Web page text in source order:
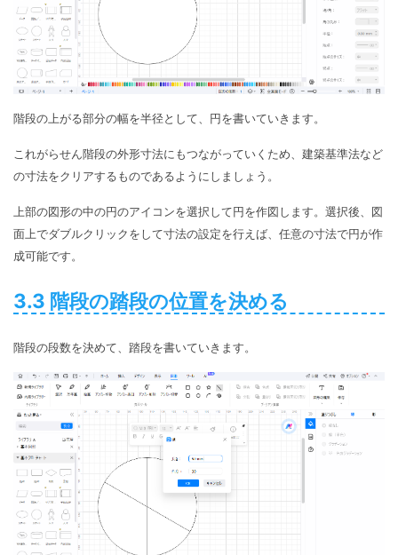
階段の上がる部分の幅を半径として、円を書いていきます。
これがらせん階段の外形寸法にもつながっていくため、建築基準法など
の寸法をクリアするものであるようにしましょう。
上部の図形の中の円のアイコンを選択して円を作図します。選択後、図
面上でダブルクリックをして寸法の設定を行えば、任意の寸法で円が作
成可能です。
3.3 階段の踏段の位置を決める
階段の段数を決めて、踏段を書いていきます。